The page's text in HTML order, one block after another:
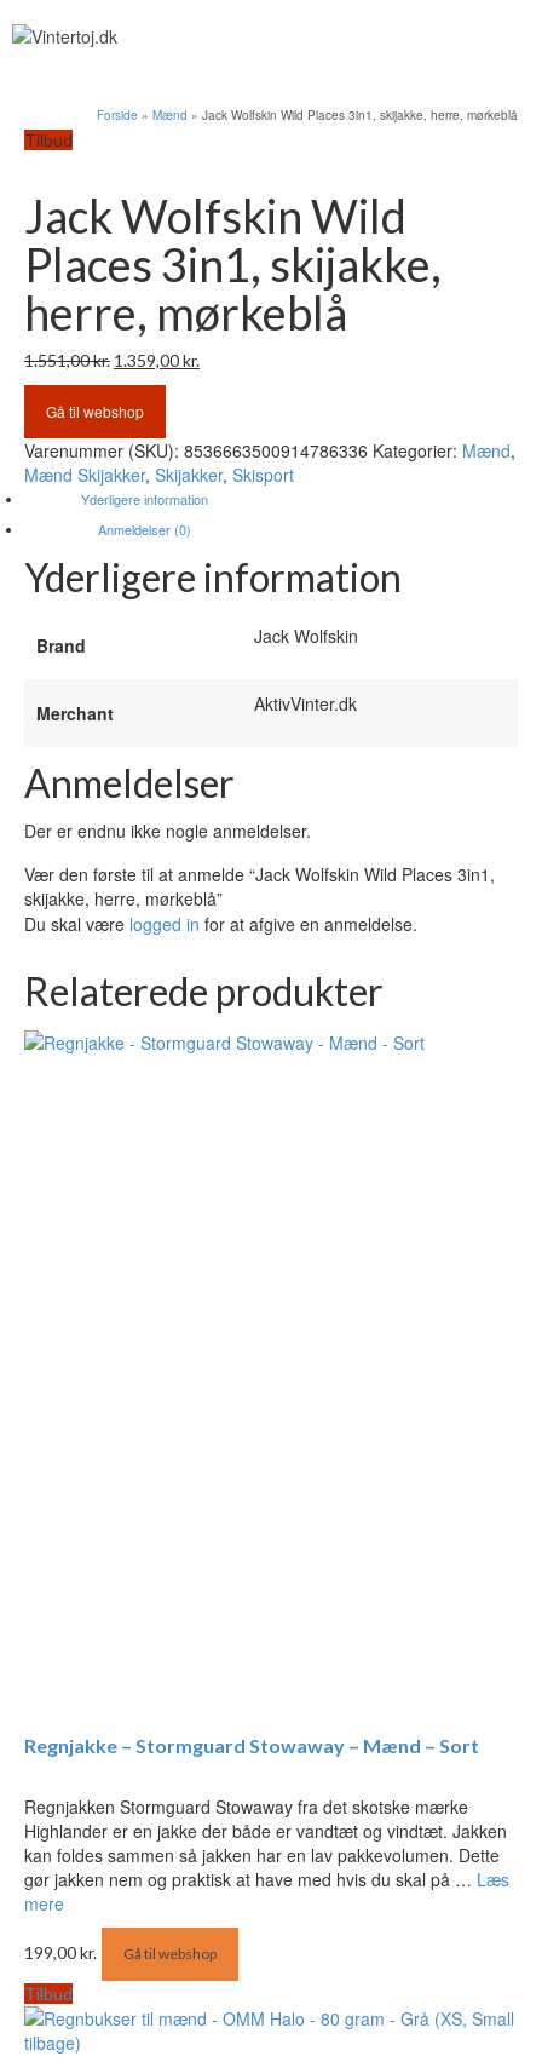
Forside » Mænd » Jack Wolfskin Wild Places 3in1, skijakke, herre, mørkeblå
Tilbud
Jack Wolfskin Wild
Places 3in1, skijakke,
herre, mørkeblå
1.551,00kr. Den
oprindelige
pris
1.551,00 kr..
1.359,00kr.
1.359,00 kr..
Gå til webshop
Varenummer (SKU): 8536663500914786336 Kategorier: Mænd,
Mænd Skijakker, Skijakker, Skisport
Yderligere information
Anmeldelser (0)
Yderligere information
Brand Jack Wolfskin
Merchant AktivVinter.dk
Anmeldelser
Der er endnu ikke nogle anmeldelser.
Vær den første til at anmelde “Jack Wolfskin Wild Places 3in1,
skijakke, herre, mørkeblå”
Du skal være logged in for at afgive en anmeldelse.
Relaterede produkter
Regnjakke – Stormguard Stowaway – Mænd – Sort
Regnjakken Stormguard Stowaway fra det skotske mærke
Highlander er en jakke der både er vandtæt og vindtæt. Jakken
kan foldes sammen så jakken har en lav pakkevolumen. Dette
gør jakken nem og praktisk at have med hvis du skal på … Læs
mere
199,00kr. Gå til webshop
Tilbud